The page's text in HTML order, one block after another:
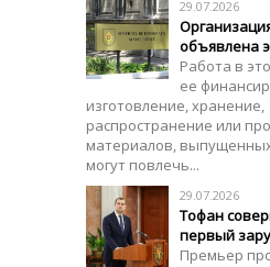
29.07.2026
объявлена
Работа в
ее
изготовление, хранение,
распространение или
материалов,
могут повлечь...
29.07.2026
Тoфан
первый
Премьер